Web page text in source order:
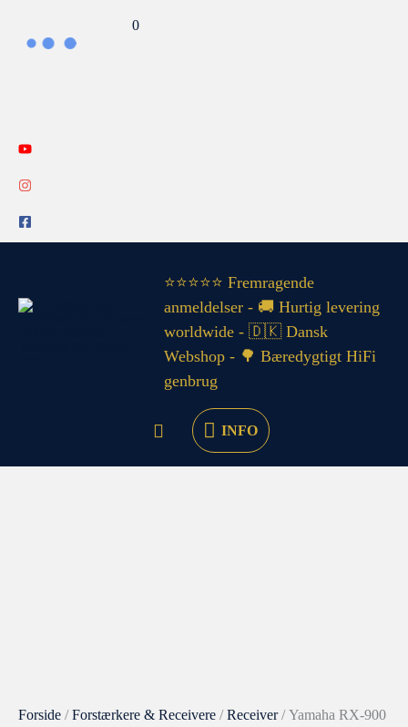
0
⭐⭐⭐⭐⭐ Fremragende
anmeldelser - 🚚 Hurtig levering
worldwide - 🇩🇰 Dansk
Webshop - 🌳 Bæredygtigt HiFi
genbrug
INFO
INFO
Forside /Forstærkere & Receivere /Receiver/ Yamaha RX-900